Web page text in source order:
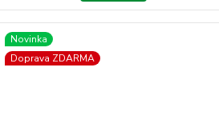
Novinka
Doprava ZDARMA